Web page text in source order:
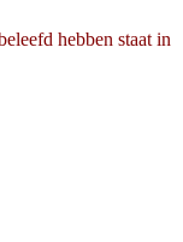
hebben staat in